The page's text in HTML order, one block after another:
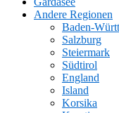
Andere Regionen
Baden-
Salzburg
Steiermark
Südtirol
England
Island
Korsika